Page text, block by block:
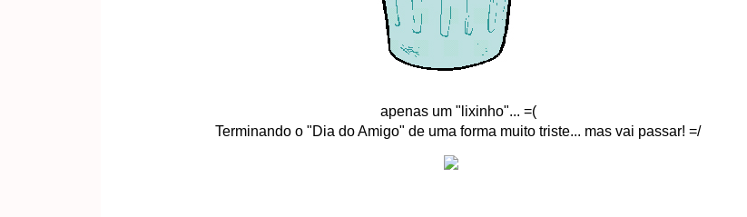
apenas um "lixinho"... =(
Terminando o "Dia do Amigo" de uma forma muito triste... mas vai passar! =/